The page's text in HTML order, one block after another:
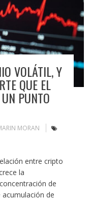
VOLÁTIL, Y
QUE EL
PUNTO
MORAN
entre cripto
la
de
de